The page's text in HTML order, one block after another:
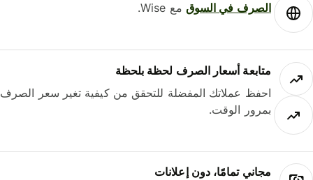
الصرف في السوقمع Wise.
متابعة أسعار الصرف لحظة بلحظة
احفظ عملاتك المفضلة للتحقق من كيفية تغير سعر الصرف
بمرور الوقت.
مجاني تمامًا، دون إعلانات